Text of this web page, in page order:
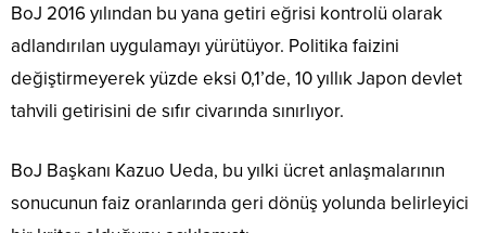
BoJ 2016 yılından bu yana getiri eğrisi kontrolü olarak
adlandırılan uygulamayı yürütüyor. Politika faizini
değiştirmeyerek yüzde eksi 0,1’de, 10 yıllık Japon devlet
tahvili getirisini de sıfır civarında sınırlıyor.
BoJ Başkanı Kazuo Ueda, bu yılki ücret anlaşmalarının
sonucunun faiz oranlarında geri dönüş yolunda belirleyici